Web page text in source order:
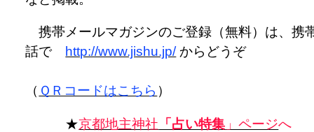
携帯メールマガジンのご登録（無料）は、携
話で http://www.jishu.jp/からどうぞ
（ ＱＲコードはこちら ）
★京都地主神社 「占い特集 」ページへ